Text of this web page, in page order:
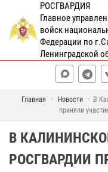
РОСГВАРДИЯ
Главное
войск
Федерации по
Ленинградской
Главная Новости
В
приняли
В
РОСГВАРДИИ